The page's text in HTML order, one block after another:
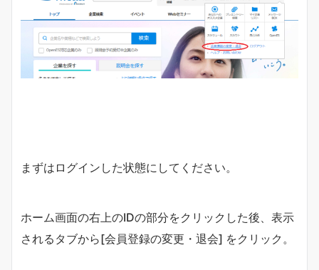
まずはログインした状態にしてください。
ホーム画面の右上のIDの部分をクリックした後、表示
されるタブから[会員登録の変更・退会] をクリック。